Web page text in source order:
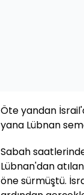
Öte yandan
yana Lübnan
Sabah
Lübnan'dan
öne sürmüştü.